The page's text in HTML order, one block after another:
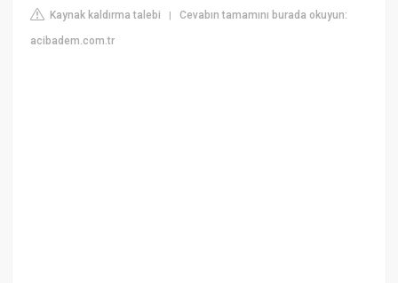
Kaynak kaldırma talebi |Cevabın tamamını burada okuyun:
acibadem.com.tr